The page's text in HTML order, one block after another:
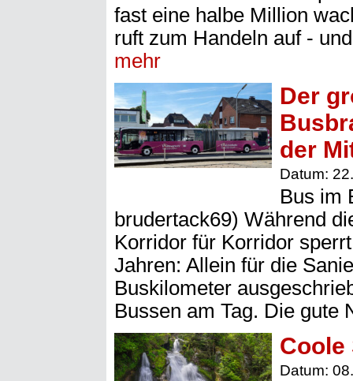
fast eine halbe Million
ruft zum Handeln auf -
mehr
Der
der
Datum:
Bus im
brudertack69) Während
Korridor für Korridor
Jahren: Allein für die
Buskilometer
Bussen am Tag. Die
Coole
Datum: